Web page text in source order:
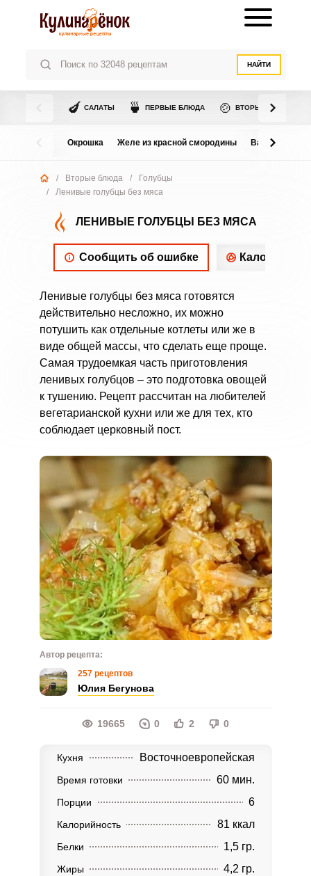
НАЙТИ
🍆 САЛАТЫ 🍵 ПЕРВЫЕ БЛЮДА 🍲 ВТОРЫЕ БЛЮДА
Окрошка Желе из красной смородины Варенье из
/ Вторые блюда /
Голубцы
/
Ленивые голубцы без мяса
ЛЕНИВЫЕ ГОЛУБЦЫ БЕЗ МЯСА
Сообщить об ошибке
Ленивые голубцы без мяса готовятся
действительно несложно, их можно
потушить как отдельные котлеты или же в
виде общей массы, что сделать еще проще.
Самая трудоемкая часть приготовления
ленивых голубцов – это подготовка овощей
к тушению. Рецепт рассчитан на любителей
вегетарианской кухни или же для тех, кто
соблюдает церковный пост.
Автор рецепта:
257 рецептов
Юлия Бегунова
19665 0 2 0
Кухня Восточноевропейская
Время готовки 60 мин.
Порции 6
Калорийность 81 ккал
Белки 1,5 гр.
Жиры 4,2 гр.